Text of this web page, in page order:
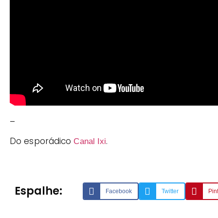
–
Do esporádico Canal Ixi.
Espalhe: Facebook Twitter